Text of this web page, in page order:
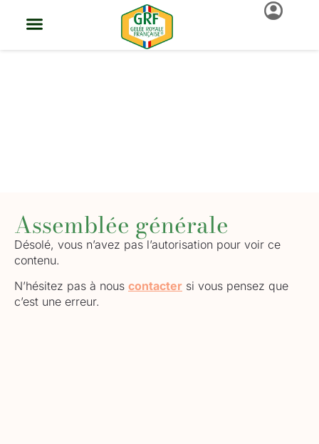
La Gelée Royale
Assemblée générale
Désolé, vous n’avez pas l’autorisation pour voir ce
contenu.
N’hésitez pas à nous contacter si vous pensez que
c’est une erreur.